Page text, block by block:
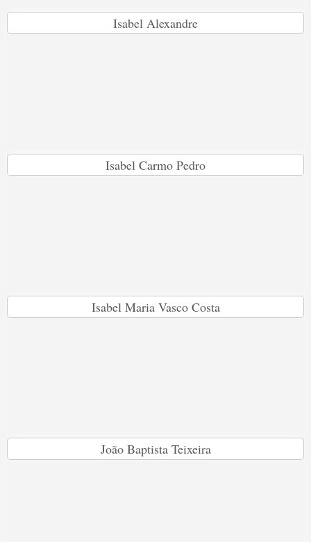
Isabel Alexandre
Isabel Carmo Pedro
Isabel Maria Vasco Costa
João Baptista Teixeira